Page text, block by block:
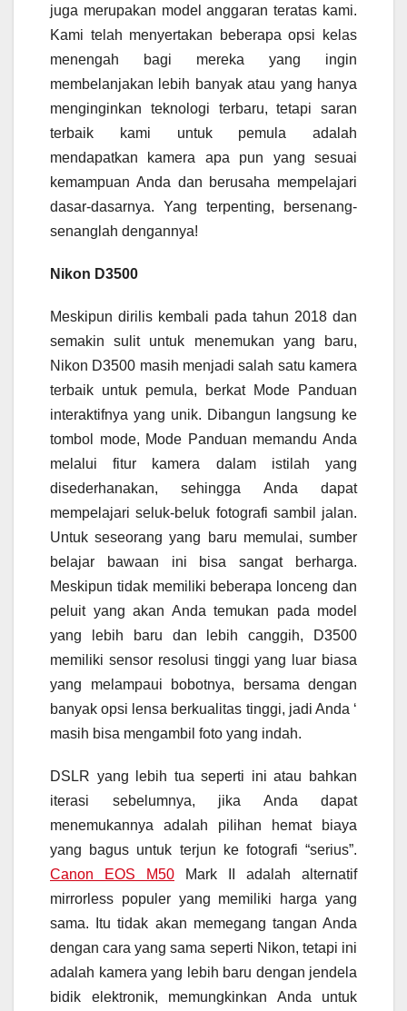
juga merupakan model anggaran teratas kami.
Kami telah menyertakan beberapa opsi kelas
menengah bagi mereka yang ingin
membelanjakan lebih banyak atau yang hanya
menginginkan teknologi terbaru, tetapi saran
terbaik kami untuk pemula adalah
mendapatkan kamera apa pun yang sesuai
kemampuan Anda dan berusaha mempelajari
dasar-dasarnya. Yang terpenting, bersenang-
senanglah dengannya!
Nikon D3500
Meskipun dirilis kembali pada tahun 2018 dan
semakin sulit untuk menemukan yang baru,
Nikon D3500 masih menjadi salah satu kamera
terbaik untuk pemula, berkat Mode Panduan
interaktifnya yang unik. Dibangun langsung ke
tombol mode, Mode Panduan memandu Anda
melalui fitur kamera dalam istilah yang
disederhanakan, sehingga Anda dapat
mempelajari seluk-beluk fotografi sambil jalan.
Untuk seseorang yang baru memulai, sumber
belajar bawaan ini bisa sangat berharga.
Meskipun tidak memiliki beberapa lonceng dan
peluit yang akan Anda temukan pada model
yang lebih baru dan lebih canggih, D3500
memiliki sensor resolusi tinggi yang luar biasa
yang melampaui bobotnya, bersama dengan
banyak opsi lensa berkualitas tinggi, jadi Anda ‘
masih bisa mengambil foto yang indah.
DSLR yang lebih tua seperti ini atau bahkan
iterasi sebelumnya, jika Anda dapat
menemukannya adalah pilihan hemat biaya
yang bagus untuk terjun ke fotografi “serius”.
Canon EOS M50 Mark II adalah alternatif
mirrorless populer yang memiliki harga yang
sama. Itu tidak akan memegang tangan Anda
dengan cara yang sama seperti Nikon, tetapi ini
adalah kamera yang lebih baru dengan jendela
bidik elektronik, memungkinkan Anda untuk